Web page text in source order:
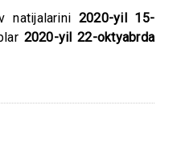
natijalarini 2020-yil 15-
2020-yil 22-oktyabrda